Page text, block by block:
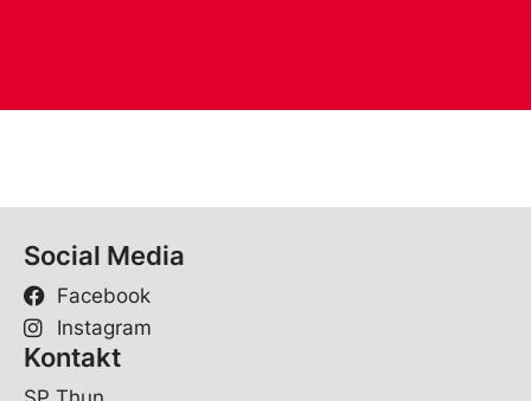
Social Media
Facebook
Instagram
Kontakt